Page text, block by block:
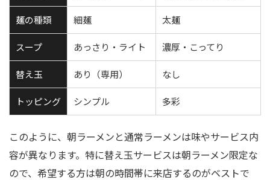
麺の種類 細麺 太麺
スープ あっさり・ライト 濃厚・こってり
替え玉 あり（専用） なし
トッピング シンプル 多彩
このように、朝ラーメンと通常ラーメンは味やサービス内
容が異なります。特に替え玉サービスは朝ラーメン限定な
ので、希望する方は朝の時間帯に来店するのがベストで